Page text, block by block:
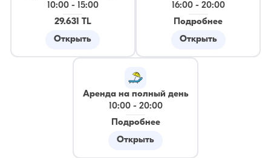
10:00-
15:00
29.631 TL
Открыть
16:00- 20:00
Подробнее
Открыть
Аренда на полный день
10:00- 20:00
Подробнее
Открыть